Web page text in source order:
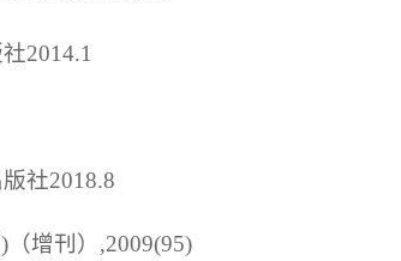
2014.1
社2018.8
增刊）,2009(95)